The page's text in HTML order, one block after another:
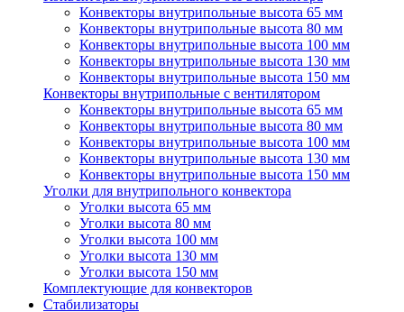
Конвекторы внутрипольные высота 65 мм
Конвекторы внутрипольные высота 80 мм
Конвекторы внутрипольные высота 100 мм
Конвекторы внутрипольные высота 130 мм
Конвекторы внутрипольные высота 150 мм
Конвекторы внутрипольные с вентилятором
Конвекторы внутрипольные высота 65 мм
Конвекторы внутрипольные высота 80 мм
Конвекторы внутрипольные высота 100 мм
Конвекторы внутрипольные высота 130 мм
Конвекторы внутрипольные высота 150 мм
Уголки для внутрипольного конвектора
Уголки высота 65 мм
Уголки высота 80 мм
Уголки высота 100 мм
Уголки высота 130 мм
Уголки высота 150 мм
Комплектующие для конвекторов
Стабилизаторы